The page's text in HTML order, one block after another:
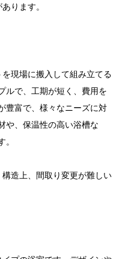
ります。
現場に搬入して組み立てる
ルで、工期が短く、費用を
豊富で、様々なニーズに対
や、保温性の高い浴槽な
造上、間取り変更が難しい